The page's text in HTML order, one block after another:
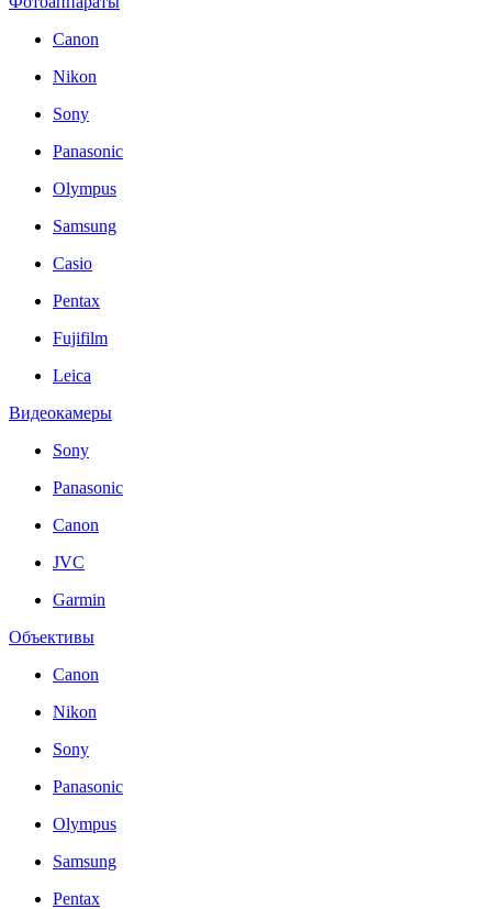
Canon
Nikon
Sony
Panasonic
Olympus
Samsung
Casio
Pentax
Fujifilm
Leica
Видеокамеры
Sony
Panasonic
Canon
JVC
Garmin
Объективы
Canon
Nikon
Sony
Panasonic
Olympus
Samsung
Pentax